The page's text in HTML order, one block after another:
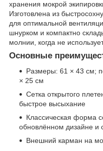
хранения мокрой
Изготовлена из
для оптимальной
шнурком и компактно
молнии, когда не
Основные
Размеры: 61 × 43 см;
× 25 см
Сетка открытого
быстрое высыхание
Классическая форма
обновлённом дизайне
Внешний карман на